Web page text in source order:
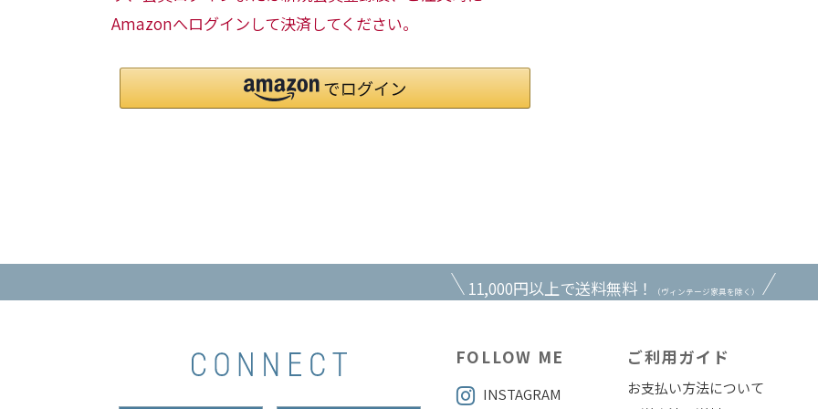
Amazonへログインして決済してください。
11,000円以上で送料無料！ （ヴィンテージ家具を除く）
FOLLOW ME
INSTAGRAM
ご利用ガイド
お支払い方法について